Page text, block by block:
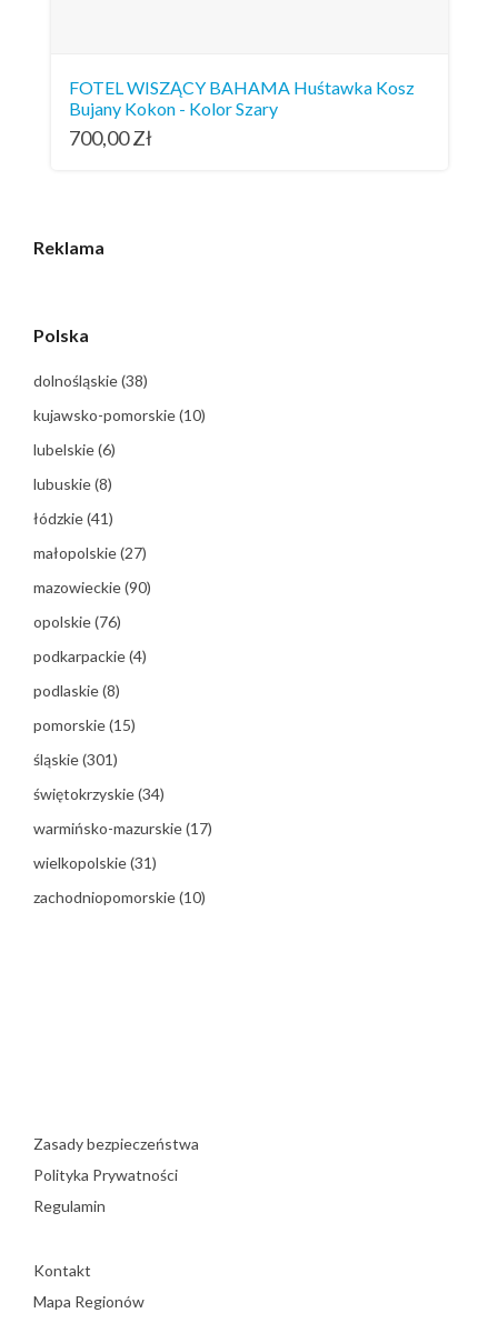
FOTEL WISZĄCY BAHAMA Huśtawka Kosz
Bujany Kokon - Kolor Szary
700,00Zł
Reklama
Polska
dolnośląskie(38)
kujawsko-pomorskie(10)
lubelskie(6)
lubuskie(8)
łódzkie(41)
małopolskie(27)
mazowieckie(90)
opolskie(76)
podkarpackie(4)
podlaskie(8)
pomorskie(15)
śląskie(301)
świętokrzyskie(34)
warmińsko-mazurskie(17)
wielkopolskie(31)
zachodniopomorskie(10)
Zasady bezpieczeństwa
Polityka Prywatności
Regulamin
Kontakt
Mapa Regionów